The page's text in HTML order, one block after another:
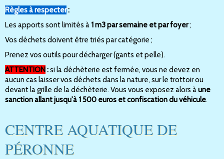
Règles à respecter:
Les apports sont limités à 1 m3 par semaine et par foyer;
Vos déchets doivent être triés par catégorie ;
Prenez vos outils pour décharger (gants et pelle).
ATTENTION:si la déchèterie est fermée, vous ne devez en
aucun cas laisser vos déchets dans la nature, sur le trottoir ou
devant la grille de la déchèterie. Vous vous exposez alors àune
sanction allant jusqu'à 1 500 euros et confiscation du véhicule.
CENTRE AQUATIQUE DE
PÉRONNE